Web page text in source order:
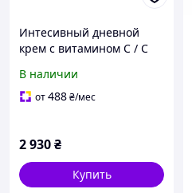
Интесивный дневной
крем с витамином С / C
DAY CREAM / Holy Land
В наличии
от488₴/мес
2 930₴
Купить